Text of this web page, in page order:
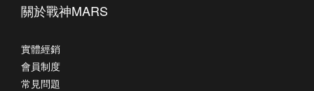
關於戰神MARS
實體經銷
會員制度
常見問題